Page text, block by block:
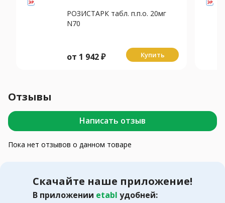
РОЗИСТАРК табл. п.п.о. 20мг
N70
от 1 942₽ Купить
Отзывы
Написать отзыв
Пока нет отзывов о данном товаре
Скачайте наше приложение!
В приложении etabl удобней: